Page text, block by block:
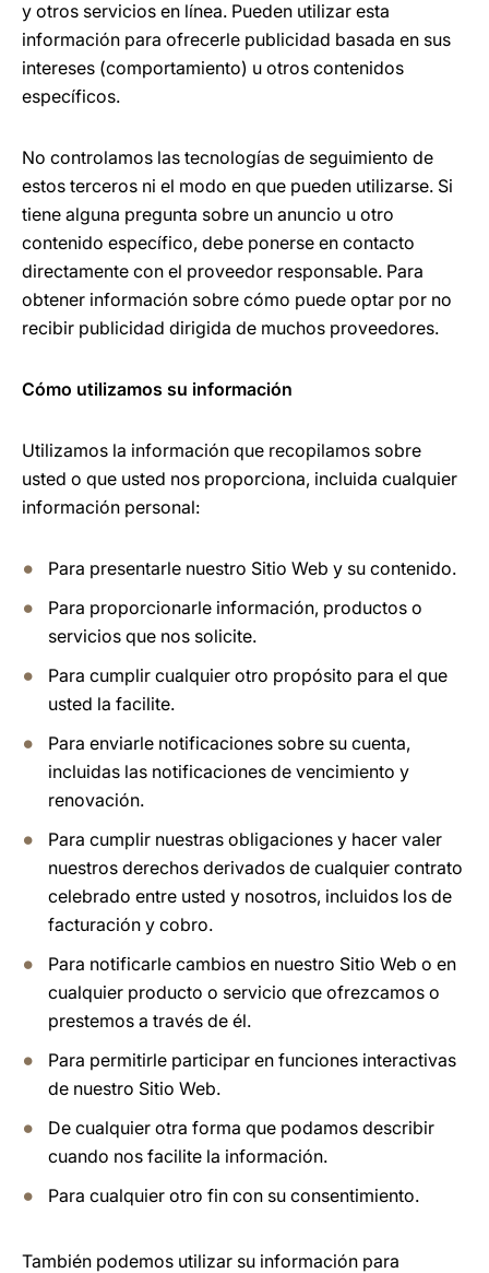
y otros servicios en línea. Pueden utilizar esta
información para ofrecerle publicidad basada en sus
intereses (comportamiento) u otros contenidos
específicos.
No controlamos las tecnologías de seguimiento de
estos terceros ni el modo en que pueden utilizarse. Si
tiene alguna pregunta sobre un anuncio u otro
contenido específico, debe ponerse en contacto
directamente con el proveedor responsable. Para
obtener información sobre cómo puede optar por no
recibir publicidad dirigida de muchos proveedores.
Cómo utilizamos su información
Utilizamos la información que recopilamos sobre
usted o que usted nos proporciona, incluida cualquier
información personal:
Para presentarle nuestro Sitio Web y su contenido.
Para proporcionarle información, productos o
servicios que nos solicite.
Para cumplir cualquier otro propósito para el que
usted la facilite.
Para enviarle notificaciones sobre su cuenta,
incluidas las notificaciones de vencimiento y
renovación.
Para cumplir nuestras obligaciones y hacer valer
nuestros derechos derivados de cualquier contrato
celebrado entre usted y nosotros, incluidos los de
facturación y cobro.
Para notificarle cambios en nuestro Sitio Web o en
cualquier producto o servicio que ofrezcamos o
prestemos a través de él.
Para permitirle participar en funciones interactivas
de nuestro Sitio Web.
De cualquier otra forma que podamos describir
cuando nos facilite la información.
Para cualquier otro fin con su consentimiento.
También podemos utilizar su información para